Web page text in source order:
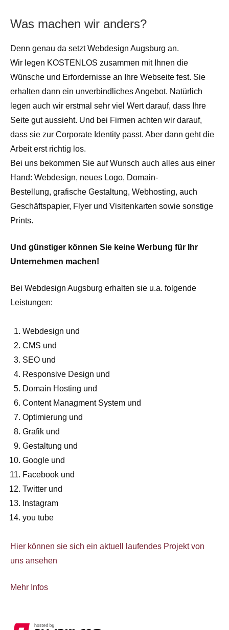
Was machen wir anders?
Denn genau da setzt Webdesign Augsburg an.
Wir legen KOSTENLOS zusammen mit Ihnen die
Wünsche und Erfordernisse an Ihre Webseite fest. Sie
erhalten dann ein unverbindliches Angebot. Natürlich
legen auch wir erstmal sehr viel Wert darauf, dass Ihre
Seite gut aussieht. Und bei Firmen achten wir darauf,
dass sie zur Corporate Identity passt. Aber dann geht die
Arbeit erst richtig los.
Bei uns bekommen Sie auf Wunsch auch alles aus einer
Hand: Webdesign, neues Logo, Domain-
Bestellung, grafische Gestaltung, Webhosting, auch
Geschäftspapier, Flyer und Visitenkarten sowie sonstige
Prints.
Und günstiger können Sie keine Werbung für Ihr
Unternehmen machen!
Bei Webdesign Augsburg erhalten sie u.a. folgende
Leistungen:
Webdesign und
CMS und
SEO und
Responsive Design und
Domain Hosting und
Content Managment System und
Optimierung und
Grafik und
Gestaltung und
Google und
Facebook und
Twitter und
Instagram
you tube
Hier können sie sich ein aktuell laufendes Projekt von
uns ansehen
Mehr Infos